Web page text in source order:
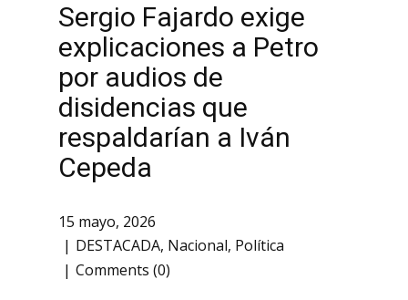
Sergio Fajardo exige
explicaciones a Petro
por audios de
disidencias que
respaldarían a Iván
Cepeda
15 mayo, 2026
DESTACADA, Nacional, Política
Comments (0)